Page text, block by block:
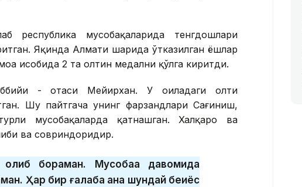
республика мусобақаларида тенгдошлари
Яқинда Алмати шаҳрида ўтказилган ёшлар
ҳисобида 2 та олтин медални қўлга киритди.
- отаси Мейирхан. У оиладаги олти
Шу пайтгача унинг фарзандлари Сағиниш,
мусобақаларда қатнашган. Халқаро ва
ва совриндоридир.
олиб бораман. Мусобақа давомида
Ҳар бир ғалаба ана шундай беқиёс